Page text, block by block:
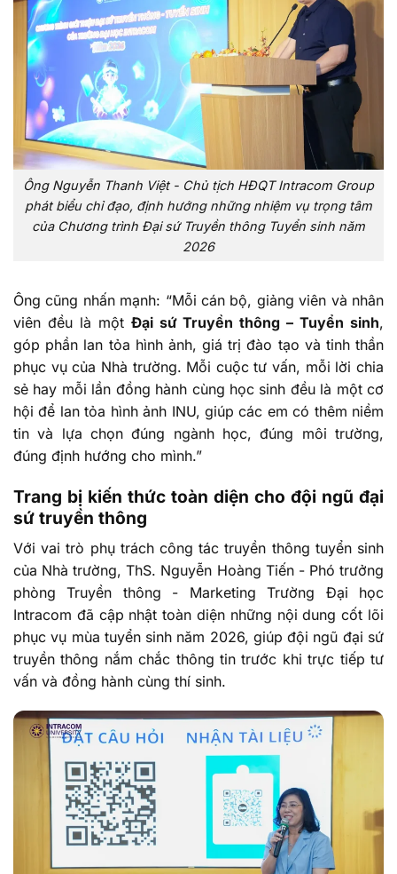
Ông Nguyễn Thanh Việt - Chủ tịch HĐQT Intracom Group
phát biểu chỉ đạo, định hướng những nhiệm vụ trọng tâm
của Chương trình Đại sứ Truyền thông Tuyển sinh năm
2026
Ông cũng nhấn mạnh: “Mỗi cán bộ, giảng viên và nhân
viên đều là một Đại sứ Truyền thông – Tuyển sinh,
góp phần lan tỏa hình ảnh, giá trị đào tạo và tinh thần
phục vụ của Nhà trường. Mỗi cuộc tư vấn, mỗi lời chia
sẻ hay mỗi lần đồng hành cùng học sinh đều là một cơ
hội để lan tỏa hình ảnh INU, giúp các em có thêm niềm
tin và lựa chọn đúng ngành học, đúng môi trường,
đúng định hướng cho mình.”
Trang bị kiến thức toàn diện cho đội ngũ đại
sứ truyền thông
Với vai trò phụ trách công tác truyền thông tuyển sinh
của Nhà trường, ThS. Nguyễn Hoàng Tiến - Phó trưởng
phòng Truyền thông - Marketing Trường Đại học
Intracom đã cập nhật toàn diện những nội dung cốt lõi
phục vụ mùa tuyển sinh năm 2026, giúp đội ngũ đại sứ
truyền thông nắm chắc thông tin trước khi trực tiếp tư
vấn và đồng hành cùng thí sinh.